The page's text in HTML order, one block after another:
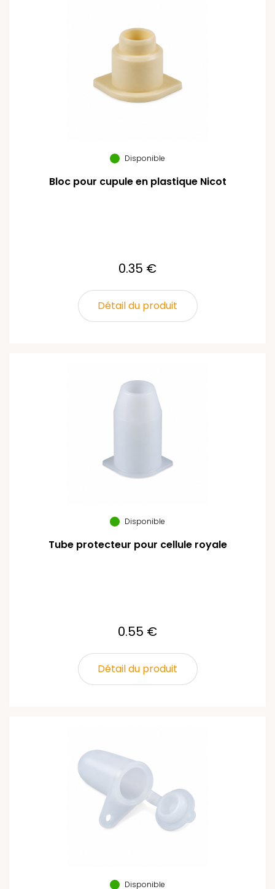
Disponible
Bloc pour cupule en plastique Nicot
0.35 €
Détail du produit
Disponible
Tube protecteur pour cellule royale
0.55 €
Détail du produit
Disponible